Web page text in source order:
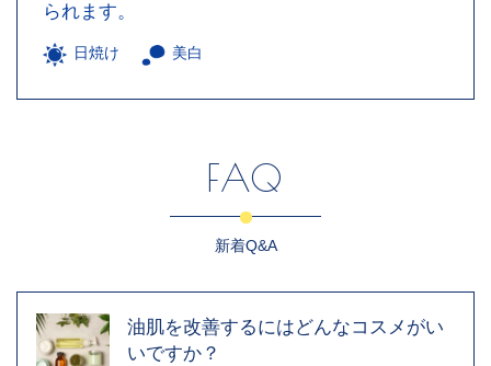
られます。
日焼け 美白
FAQ
新着Q&A
油肌を改善するにはどんなコスメがい
いですか？